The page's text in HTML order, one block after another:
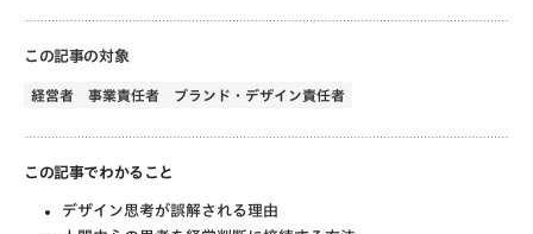
この記事の対象
経営者 事業責任者 ブランド・デザイン責任者
この記事でわかること
デザイン思考が誤解される理由